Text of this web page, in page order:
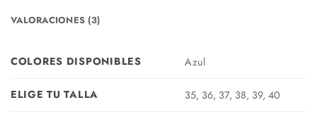
VALORACIONES (3)
COLORES DISPONIBLES Azul
ELIGE TU TALLA 35, 36, 37, 38, 39, 40